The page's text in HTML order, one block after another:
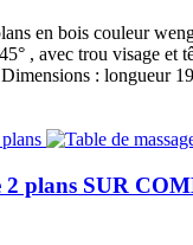
en bois couleur
, avec trou visage et
: longueur
2 plans SUR